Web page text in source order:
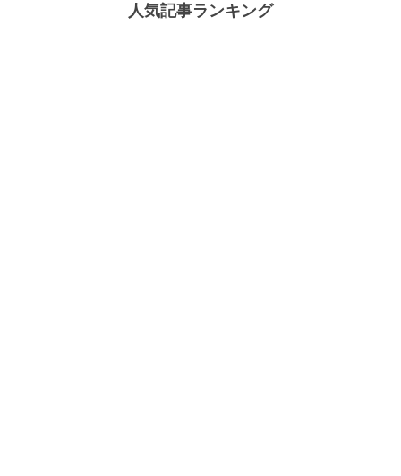
人気記事ランキング